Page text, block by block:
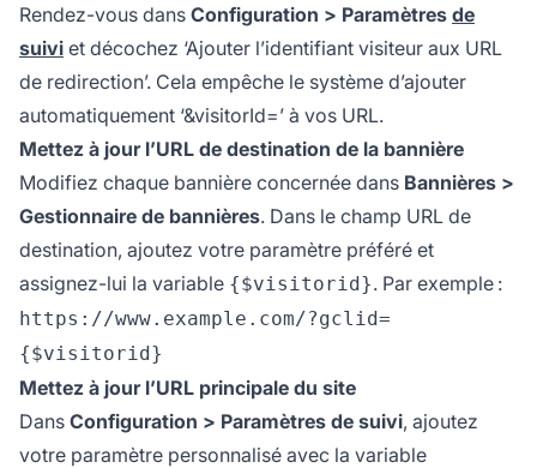
Rendez-vous dans Configuration > Paramètres de
suivi et décochez ‘Ajouter l’identifiant visiteur aux URL
de redirection’. Cela empêche le système d’ajouter
automatiquement ‘&visitorId=’ à vos URL.
Mettez à jour l’URL de destination de la bannière
Modifiez chaque bannière concernée dans Bannières >
Gestionnaire de bannières. Dans le champ URL de
destination, ajoutez votre paramètre préféré et
assignez-lui la variable {$visitorid}. Par exemple :
https://www.example.com/?gclid=
{$visitorid}
Mettez à jour l’URL principale du site
Dans Configuration > Paramètres de suivi, ajoutez
votre paramètre personnalisé avec la variable